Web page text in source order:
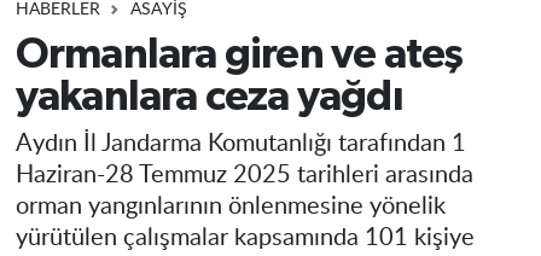
HABERLER ASAYIŞ
Ormanlara giren ve ateş
yakanlara ceza yağdı
Aydın İl Jandarma Komutanlığı tarafından 1
Haziran-28 Temmuz 2025 tarihleri arasında
orman yangınlarının önlenmesine yönelik
yürütülen çalışmalar kapsamında 101 kişiye
Turgutlu
Salihli
Saruhanlı
Manisa Trafik Yoğunluk Haritası
Süper Lig Puan Durumu ve Fikstür
Tüm Manşetler